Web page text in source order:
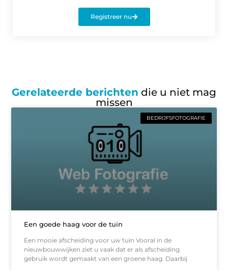
Registreer nu
Gerelateerde berichten die u niet mag
missen
BEDRIJFSFOTOGRAFIE
Een goede haag voor de tuin
Een mooie afscheiding voor uw tuin Vooral in de
nieuwbouwwijken ziet u vaak dat er als afscheiding
gebruik wordt gemaakt van een groene haag. Daarbij